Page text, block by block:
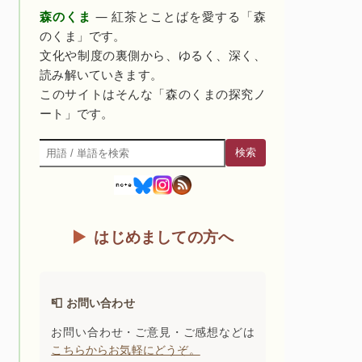
森のくま — 紅茶とことばを愛する「森
のくま」です。
文化や制度の裏側から、ゆるく、深く、
読み解いていきます。
このサイトはそんな「森のくまの探究ノ
ート」です。
検索
検索
はじめましての方へ
📮 お問い合わせ
お問い合わせ・ご意見・ご感想などは
こちらからお気軽にどうぞ。